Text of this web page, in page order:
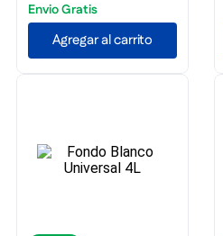
Envio Gratis
Agregar al carrito